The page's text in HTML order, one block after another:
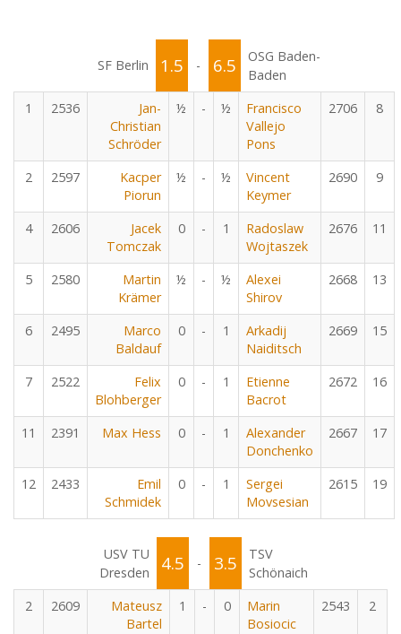
SF Berlin 1.5 - 6.5
OSG Baden-
Baden
1
2536
Jan-
Christian
Schröder
½ - ½
Francisco
Vallejo
Pons
2706 8
2 2597
Kacper
Piorun
½ - ½
Vincent
Keymer
2690 9
4 2606
Jacek
Tomczak
0 - 1
Radoslaw
Wojtaszek
2676 11
5 2580
Martin
Krämer
½ - ½
Alexei
Shirov
2668 13
6 2495
Marco
Baldauf
0 - 1
Arkadij
Naiditsch
2669 15
7 2522
Felix
Blohberger
0 - 1
Etienne
Bacrot
2672 16
11 2391 Max Hess 0 - 1
Alexander
Donchenko
2667 17
12 2433
Emil
Schmidek
0 - 1
Sergei
Movsesian
2615 19
USV TU
Dresden
4.5 - 3.5
TSV
Schönaich
2
2609
Mateusz
Bartel
1 - 0
Marin
Bosiocic
2543 2